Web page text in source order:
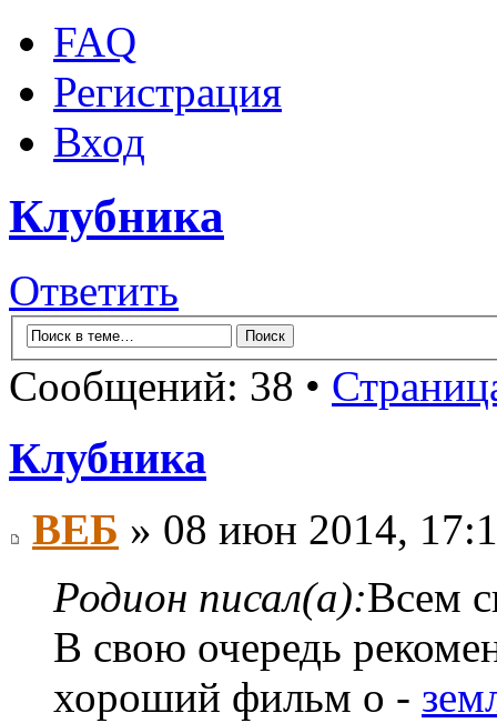
FAQ
Регистрация
Вход
Клубника
Ответить
Сообщений: 38 •
Клубника
ВЕБ » 08 июн 2014,
Родион писал(а):Всем
В свою очередь
хороший фильм о -